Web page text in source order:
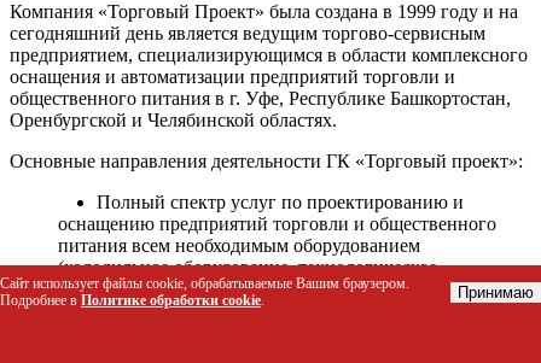
Компания «Торговый Проект» была создана в 1999 году и на
сегодняшний день является ведущим торгово-сервисным
предприятием, специализирующимся в области комплексного
оснащения и автоматизации предприятий торговли и
общественного питания в г. Уфе, Республике Башкортостан,
Оренбургской и Челябинской областях.
Основные направления деятельности ГК «Торговый проект»:
Полный спектр услуг по проектированию и
оснащению предприятий торговли и общественного
питания всем необходимым оборудованием
(холодильное оборудование, технологическое
оборудование, стеллажное оборудование и т.д.);
Автоматизация торговых процессов и внедрения
Сайт использует файлы cookie, обрабатываемые Вашим браузером.
Подробнее в Политике обработки cookie. Принимаю